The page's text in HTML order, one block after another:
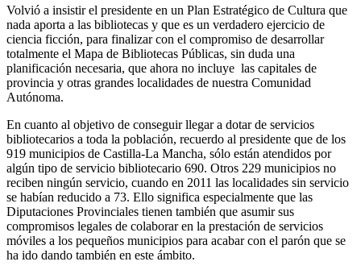
Volvió a insistir el presidente en un Plan Estratégico de Cultura que
nada aporta a las bibliotecas y que es un verdadero ejercicio de
ciencia ficción, para finalizar con el compromiso de desarrollar
totalmente el Mapa de Bibliotecas Públicas, sin duda una
planificación necesaria, que ahora no incluye las capitales de
provincia y otras grandes localidades de nuestra Comunidad
Autónoma.
En cuanto al objetivo de conseguir llegar a dotar de servicios
bibliotecarios a toda la población, recuerdo al presidente que de los
919 municipios de Castilla-La Mancha, sólo están atendidos por
algún tipo de servicio bibliotecario 690. Otros 229 municipios no
reciben ningún servicio, cuando en 2011 las localidades sin servicio
se habían reducido a 73. Ello significa especialmente que las
Diputaciones Provinciales tienen también que asumir sus
compromisos legales de colaborar en la prestación de servicios
móviles a los pequeños municipios para acabar con el parón que se
ha ido dando también en este ámbito.